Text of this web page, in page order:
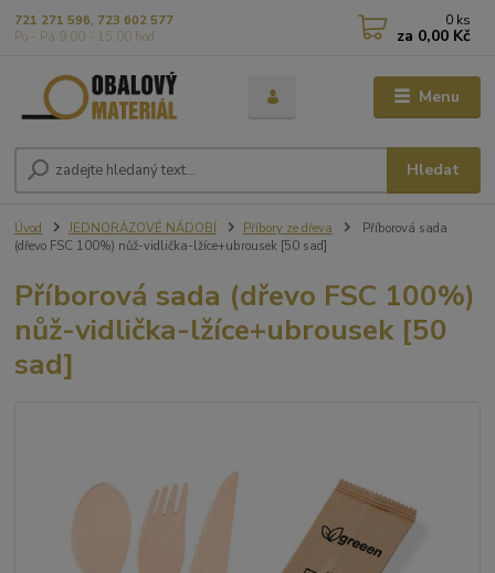
Menu
Hledat
721 271 596, 723 602 577
Po - Pá 9,00 - 15,00 hod
0 ks
za 0,00 Kč
Úvod JEDNORÁZOVÉ NÁDOBÍ Příbory ze dřeva
Příborová sada
(dřevo FSC 100%) nůž-vidlička-lžíce+ubrousek [50 sad]
Příborová sada (dřevo FSC 100%)
nůž-vidlička-lžíce+ubrousek [50
sad]